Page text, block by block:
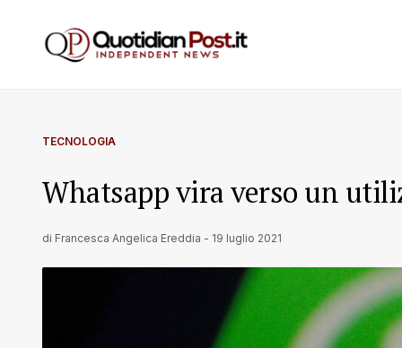
TECNOLOGIA
Whatsapp vira verso un
di Francesca Angelica Ereddia - 19 luglio 2021